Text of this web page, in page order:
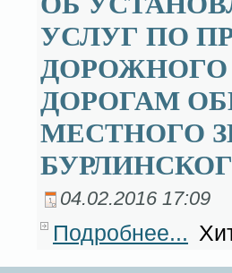
УСЛУГ ПО
ДОРОГАМ
МЕСТНОГО
04.02.2016 17:09
Подробнее...